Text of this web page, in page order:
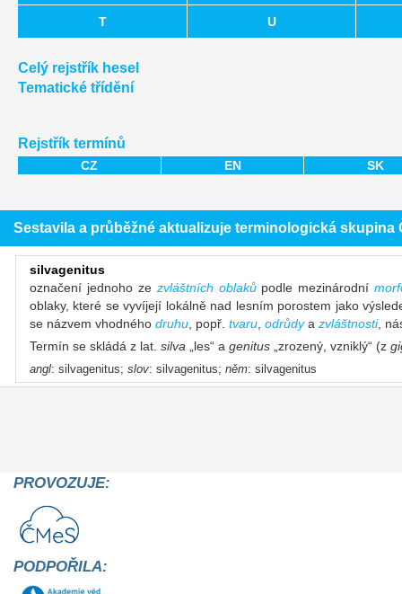
T U
Celý rejstřík hesel
Tematické třídění
Rejstřík termínů
CZ EN SK
Sestavila a průběžné aktualizuje terminologická
silvagenitus
označení jednoho ze zvláštních oblakůpodle mezinárodní
oblaky, které se vyvíjejí lokálně nad lesním porostem jako
se názvem vhodného druhu , popř. tvaru odrůdya zvláštnosti,
Termín se skládá z lat. silva „les“ a genitus „zrozený, vzniklý“ (z
angl: silvagenitus; slov: silvagenitus; něm: silvagenitus
PROVOZUJE:
PODPOŘILA: